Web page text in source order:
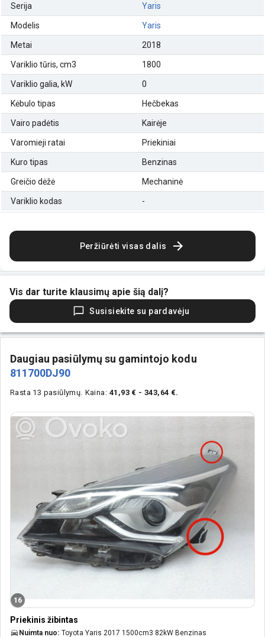
Serija Yaris
Modelis Yaris
Metai 2018
Variklio tūris, cm3 1800
Variklio galia, kW 0
Kėbulo tipas Hečbekas
Vairo padėtis Kairėje
Varomieji ratai Priekiniai
Kuro tipas Benzinas
Greičio dėžė Mechaninė
Variklio kodas -
Peržiūrėti visas dalis
Vis dar turite klausimų apie šią dalį?
Susisiekite su pardavėju
Daugiau pasiūlymų su gamintojo kodu
811700DJ90
Rasta 13 pasiūlymų. Kaina: 41,93 € - 343,64 €.
16
Priekinis žibintas
Nuimta nuo: Toyota Yaris 2017 1500cm3 82kW Benzinas